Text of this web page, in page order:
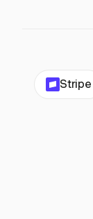
Stripe